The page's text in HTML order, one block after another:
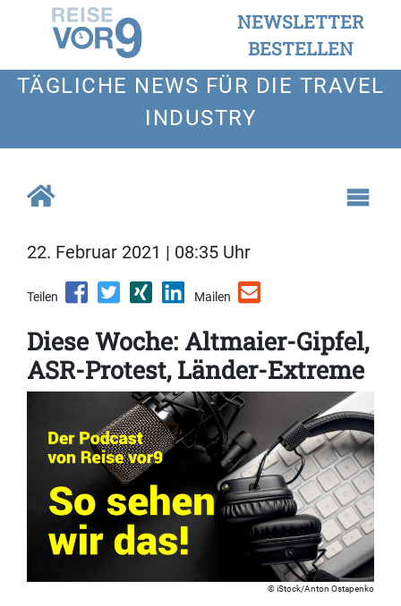
NEWSLETTER
BESTELLEN
TÄGLICHE NEWS FÜR DIE TRAVEL
INDUSTRY
22. Februar 2021 | 08:35 Uhr
Teilen Mailen
Diese Woche: Altmaier-Gipfel,
ASR-Protest, Länder-Extreme
iStock/Anton Ostapenko